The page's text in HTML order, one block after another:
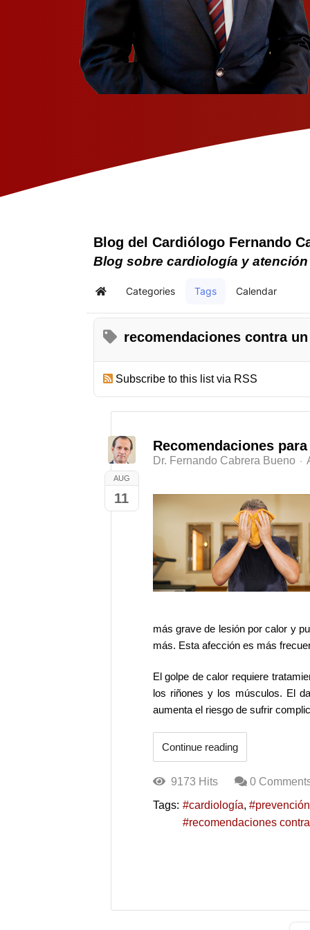
Blog del Cardiólogo Fernando
Blog sobre cardiología y
Home Categories Tags Calendar
recomendaciones contra
Subscribe to this list via RSS
AUG
11
Recomendaciones
Dr. Fernando Cabrera Bueno
más grave de lesión por calor y
más. Esta afección es más
El golpe de calor requiere
los riñones y los músculos. El
aumenta el riesgo de sufrir
Continue reading
9173 Hits
0
Tags:
cardiología
recomendaciones